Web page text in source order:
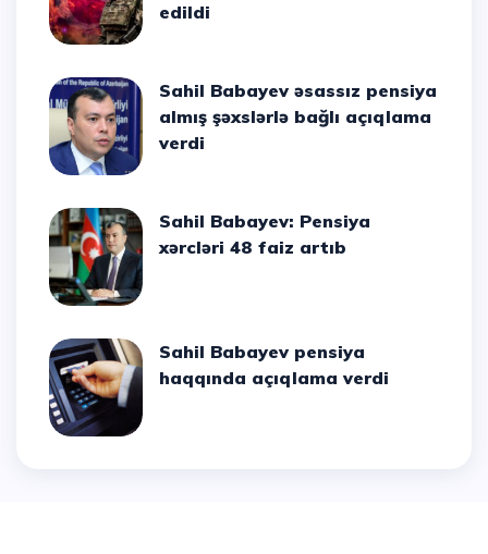
edildi
Sahil Babayev əsassız pensiya
almış şəxslərlə bağlı açıqlama
verdi
Sahil Babayev: Pensiya
xərcləri 48 faiz artıb
Sahil Babayev pensiya
haqqında açıqlama verdi